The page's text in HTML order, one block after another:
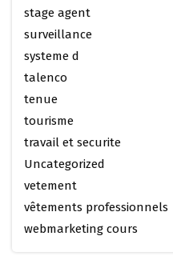
stage agent
surveillance
systeme d
talenco
tenue
tourisme
travail et securite
Uncategorized
vetement
vêtements professionnels
webmarketing cours